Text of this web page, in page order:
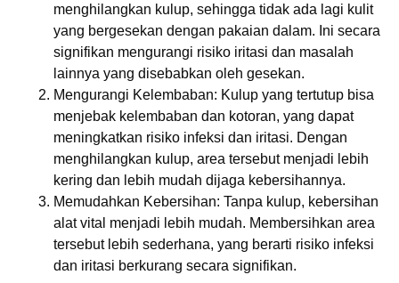
menghilangkan kulup, sehingga tidak ada lagi kulit
yang bergesekan dengan pakaian dalam. Ini secara
signifikan mengurangi risiko iritasi dan masalah
lainnya yang disebabkan oleh gesekan.
Mengurangi Kelembaban: Kulup yang tertutup bisa
menjebak kelembaban dan kotoran, yang dapat
meningkatkan risiko infeksi dan iritasi. Dengan
menghilangkan kulup, area tersebut menjadi lebih
kering dan lebih mudah dijaga kebersihannya.
Memudahkan Kebersihan: Tanpa kulup, kebersihan
alat vital menjadi lebih mudah. Membersihkan area
tersebut lebih sederhana, yang berarti risiko infeksi
dan iritasi berkurang secara signifikan.